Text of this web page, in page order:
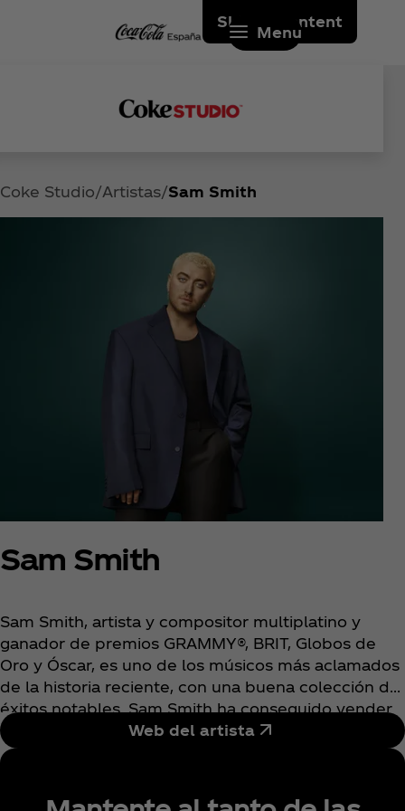
Skip to content
Menu
Coke Studio Artistas Sam Smith
Sam Smith
Sam Smith, artista y compositor multiplatino y
ganador de premios GRAMMY®, BRIT, Globos de
Oro y Óscar, es uno de los músicos más aclamados
de la historia reciente, con una buena colección de
éxitos notables. Sam Smith ha conseguido vender
38 millones de álbumes, 283 millones de singles y
ha logrado 51 000 millones de reproducciones. Su
el álbum debut más vendido de la década. Sam
Web del artista